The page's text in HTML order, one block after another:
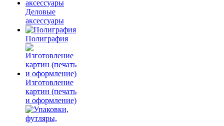
Деловые
аксессуары
Полиграфия
Изготовление
картин (печать
и оформление)